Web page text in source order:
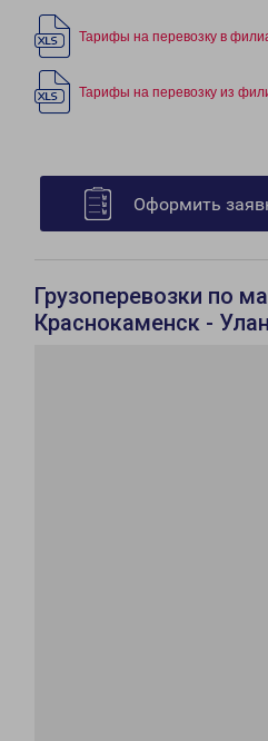
Тарифы на перевозку в
Тарифы на перевозку из
Оформить
Грузоперевозки по
Краснокаменск -